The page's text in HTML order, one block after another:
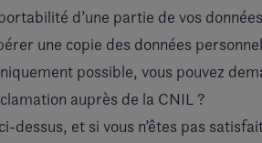
d’une partie de vos
une copie des données
possible, vous pouvez
auprès de la CNIL ?
dessus, et si vous n’êtes pas